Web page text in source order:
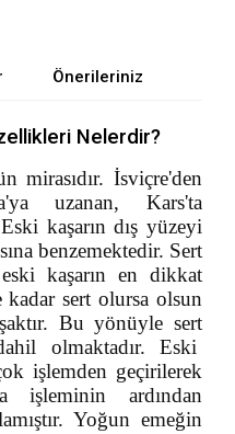
Önerileriniz
Nelerdir?
mirasıdır. İsviçre'den
uzanan, Kars'ta
kaşarın dış yüzeyi
benzemektedir. Sert
kaşarın en dikkat
kadar sert olursa olsun
Bu yönüyle sert
olmaktadır. Eski
işlemden geçirilerek
işleminin ardından
Yoğun emeğin